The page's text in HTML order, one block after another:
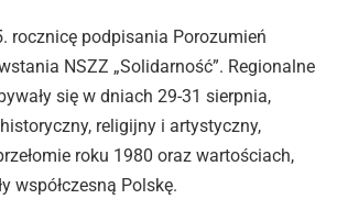
rocznicę podpisania Porozumień
NSZZ „Solidarność”. Regionalne
się w dniach 29-31 sierpnia,
religijny i artystyczny,
roku 1980 oraz wartościach,
współczesną Polskę.